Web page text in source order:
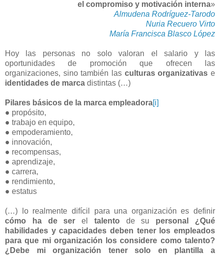
el compromiso y motivación interna»
Almudena Rodríguez-Tarodo
Nuria Recuero Virto
María Francisca Blasco López
Hoy las personas no solo valoran el salario y las
oportunidades de promoción que ofrecen las
organizaciones, sino también las culturas organizativas e
identidades de marca distintas (…)
Pilares básicos de la marca empleadora[i]
● propósito,
● trabajo en equipo,
● empoderamiento,
● innovación,
● recompensas,
● aprendizaje,
● carrera,
● rendimiento,
● estatus
(…) lo realmente difícil para una organización es definir
cómo ha de ser el talento de su personal ¿Qué
habilidades y capacidades deben tener los empleados
para que mi organización los considere como talento?
¿Debe mi organización tener solo en plantilla a